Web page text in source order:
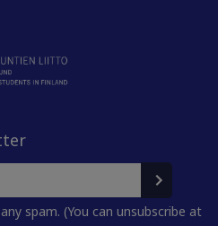
spam. (You can unsubscribe at